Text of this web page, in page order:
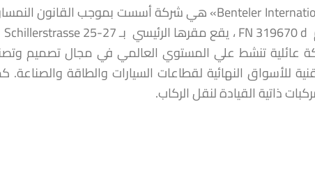
تنشط علي المستوي العالمي في مجال تصميم وتصنيع
ذاتية القيادة لنقل الركاب.